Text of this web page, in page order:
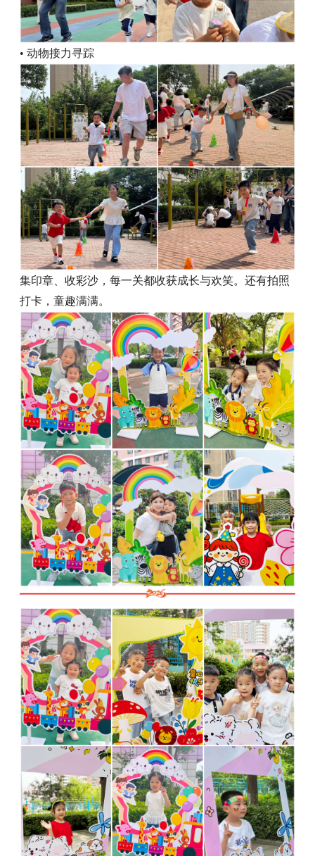
• 动物接力寻踪
集印章、收彩沙，每一关都收获成长与欢笑。还有拍照
打卡，童趣满满。